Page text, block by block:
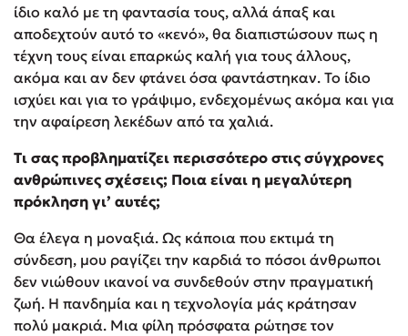
ίδιο καλό με τη φαντασία τους, αλλά άπαξ και
αποδεχτούν αυτό το «κενό», θα διαπιστώσουν πως η
τέχνη τους είναι επαρκώς καλή για τους άλλους,
ακόμα και αν δεν φτάνει όσα φαντάστηκαν. Το ίδιο
ισχύει και για το γράψιμο, ενδεχομένως ακόμα και για
την αφαίρεση λεκέδων από τα χαλιά.
Τι σας προβληματίζει περισσότερο στις σύγχρονες
ανθρώπινες σχέσεις; Ποια είναι η μεγαλύτερη
πρόκληση γι’ αυτές;
Θα έλεγα η μοναξιά. Ως κάποια που εκτιμά τη
σύνδεση, μου ραγίζει την καρδιά το πόσοι άνθρωποι
δεν νιώθουν ικανοί να συνδεθούν στην πραγματική
ζωή. Η πανδημία και η τεχνολογία μάς κράτησαν
πολύ μακριά. Μια φίλη πρόσφατα ρώτησε τον